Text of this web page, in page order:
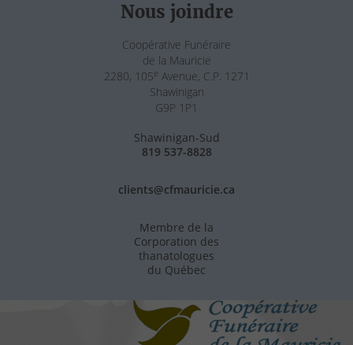
Nous joindre
Coopérative Funéraire
de la Mauricie
2280, 105e Avenue, C.P. 1271
Shawinigan
G9P 1P1
Shawinigan-Sud
819 537-8828
clients@cfmauricie.ca
Membre de la
Corporation des
thanatologues
du Québec